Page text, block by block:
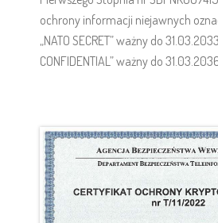
ochrony informacji niejawnych
„NATO SECRET” ważny do
CONFIDENTIAL” ważny do